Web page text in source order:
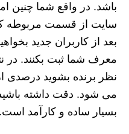
باشد. در واقع شما چنین
سایت از قسمت مربوطه
بعد از کاربران جدید
معرف شما ثبت بکنند. در
نظر برنده بشوید درصدی
می شود. دقت داشته
بسیار ساده و کارآمد است.